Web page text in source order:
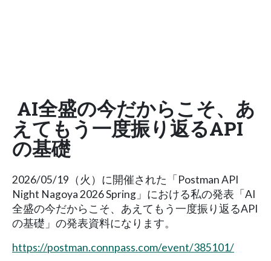
AI全盛の今だからこそ、あ
えてもう一度振り返るAPI
の基礎
2026/05/19（火）に開催された「Postman API
Night Nagoya 2026 Spring」における私の発表「AI
全盛の今だからこそ、あえてもう一度振り返るAPI
の基礎」の発表資料になります。
https://postman.connpass.com/event/385101/